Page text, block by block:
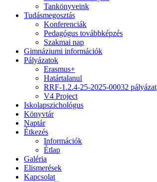
Tankönyveink
Tudásmegosztás
Konferenciák
Pedagógus továbbképzés
Szakmai nap
Gimnáziumi információk
Pályázatok
Erasmus+
Határtalanul
RRF-1.2.4-25-2025-00032 pályázat
V4 Project
Iskolapszichológus
Könyvtár
Naptár
Étkezés
Információk
Étlap
Galéria
Elismerések
Kapcsolat